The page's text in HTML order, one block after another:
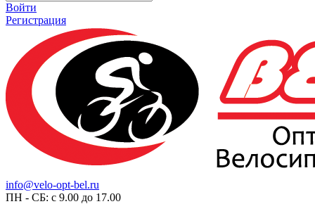
Войти
Регистрация
info@velo-opt-bel.ru
ПН - СБ: с 9.00 до 17.00